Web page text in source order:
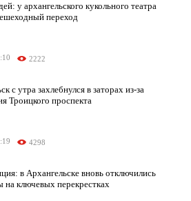
у архангельского кукольного театра
переход
2222
с утра захлебнулся в заторах из-за
Троицкого проспекта
4298
в Архангельске вновь отключились
на ключевых перекрестках